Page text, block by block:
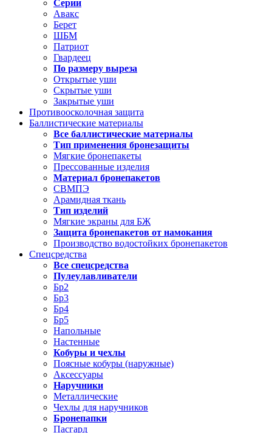
Серии
Авакс
Берет
ШБМ
Патриот
Гвардеец
По размеру выреза
Открытые уши
Скрытые уши
Закрытые уши
Противоосколочная защита
Баллистические материалы
Все баллистические материалы
Тип применения бронезащиты
Мягкие бронепакеты
Прессованные изделия
Материал бронепакетов
СВМПЭ
Арамидная ткань
Тип изделий
Мягкие экраны для БЖ
Защита бронепакетов от намокания
Производство водостойких бронепакетов
Спецсредства
Все спецсредства
Пулеулавливатели
Бр2
Бр3
Бр4
Бр5
Напольные
Настенные
Кобуры и чехлы
Поясные кобуры (наружные)
Аксессуары
Наручники
Металлические
Чехлы для наручников
Бронепапки
Пасгард